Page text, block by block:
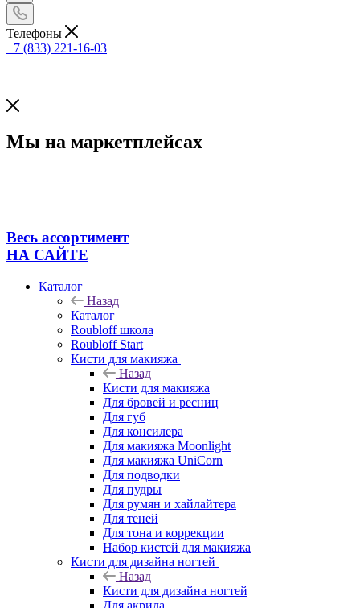
Телефоны
+7 (833) 221-16-03
Мы на маркетплейсах
Весь ассортимент
НА САЙТЕ
Каталог
Назад
Каталог
Roubloff школа
Roubloff Start
Кисти для макияжа
Назад
Кисти для макияжа
Для бровей и ресниц
Для губ
Для консилера
Для макияжа Moonlight
Для макияжа UniCorn
Для подводки
Для пудры
Для румян и хайлайтера
Для теней
Для тона и коррекции
Набор кистей для макияжа
Кисти для дизайна ногтей
Назад
Кисти для дизайна ногтей
Для акрила